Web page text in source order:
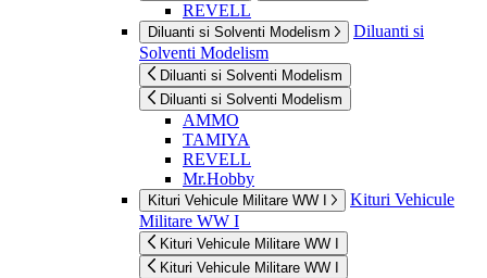
REVELL
Diluanti si Solventi Modelism
Diluanti si
Solventi Modelism
Diluanti si Solventi Modelism
Diluanti si Solventi Modelism
AMMO
TAMIYA
REVELL
Mr.Hobby
Kituri Vehicule Militare WW I
Kituri Vehicule
Militare WW I
Kituri Vehicule Militare WW I
Kituri Vehicule Militare WW I